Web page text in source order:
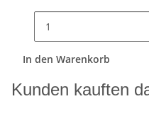
In den Warenkorb
Kunden kauften